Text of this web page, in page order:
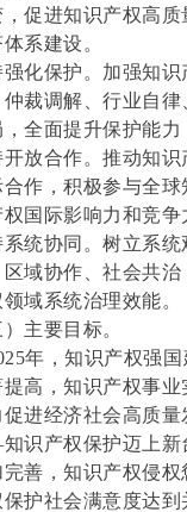
，促进知识产权高
系建设。
强化保护。加强知
仲裁调解、行业自
，全面提升保护能
开放合作。推动知
合作，积极参与全
权国际影响力和竞
系统协同。树立系
区域协作、社会共
领域系统治理效能。
）主要目标。
年，知识产权强
提高，知识产权事
促进经济社会高质量
识产权保护迈上新
完善，知识产权侵
保护社会满意度达